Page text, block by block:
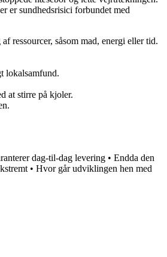
er sundhedsrisici forbundet med
ressourcer, såsom mad, energi eller tid.
lokalsamfund.
at stirre på kjoler.
dag-til-dag levering • Endda den
• Hvor går udviklingen hen med